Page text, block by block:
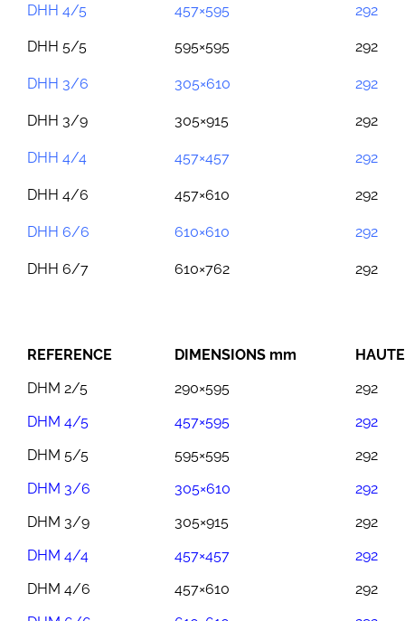
DHH 4/5 457×595 292
DHH 5/5 595×595 292
DHH 3/6 305×610 292
DHH 3/9 305×915 292
DHH 4/4 457×457 292
DHH 4/6 457×610 292
DHH 6/6 610×610 292
DHH 6/7 610×762 292
REFERENCE DIMENSIONS mm
DHM 2/5
290×595
292
DHM 4/5
457×595
292
DHM 5/5
595×595
292
DHM 3/6
305×610
292
DHM 3/9
305×915
292
DHM 4/4
457×457
292
DHM 4/6
457×610
292